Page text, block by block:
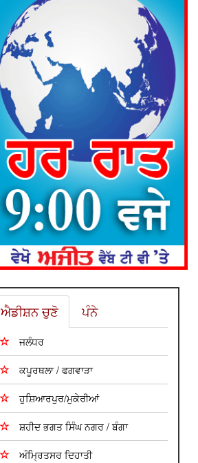
ਐਡੀਸ਼ਨ ਚੁਣੋ ਪੰਨੇ
ਜਲੰਧਰ
ਕਪੂਰਥਲਾ / ਫਗਵਾੜਾ
ਹੁਸ਼ਿਆਰਪੁਰ/ਮੁਕੇਰੀਆਂ
ਸ਼ਹੀਦ ਭਗਤ ਸਿੰਘ ਨਗਰ / ਬੰਗਾ
ਅੰਮ੍ਰਿਤਸਰ ਦਿਹਾਤੀ